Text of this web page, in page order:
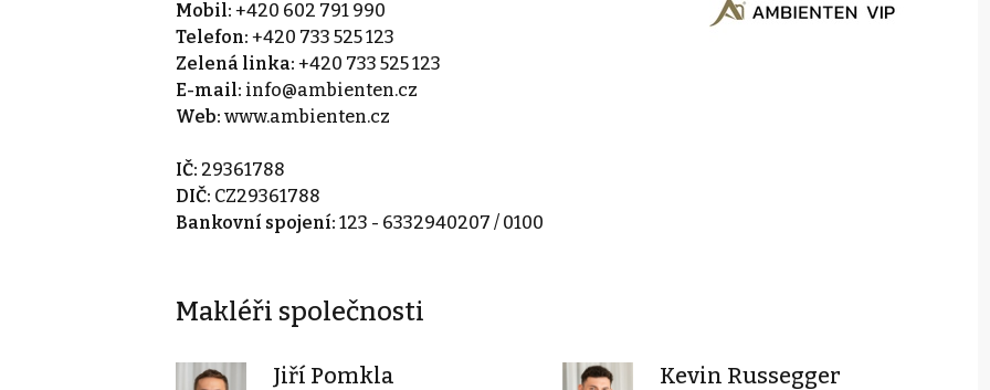
Mobil: +420 602 791 990
Telefon: +420 733 525 123
Zelená linka: +420 733 525 123
E-mail: info@ambienten.cz
Web: www.ambienten.cz
IČ: 29361788
DIČ: CZ29361788
Bankovní spojení: 123 - 6332940207 / 0100
Makléři společnosti
Jiří Pomkla Kevin Russegger